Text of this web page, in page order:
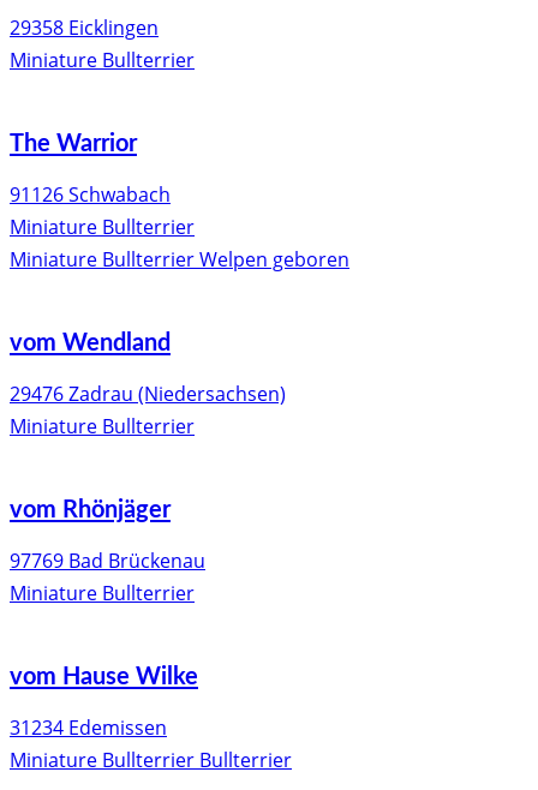
29358 Eicklingen
Miniature Bullterrier
The Warrior
91126 Schwabach
Miniature Bullterrier
Miniature Bullterrier Welpen geboren
vom Wendland
29476 Zadrau (Niedersachsen)
Miniature Bullterrier
vom Rhönjäger
97769 Bad Brückenau
Miniature Bullterrier
vom Hause Wilke
31234 Edemissen
Miniature Bullterrier Bullterrier